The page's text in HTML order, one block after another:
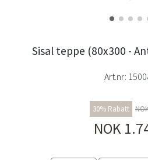
Sisal teppe (80x300 -
Art.nr:
30% Rabatt
NOK